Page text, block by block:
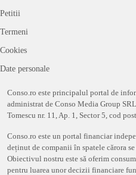
Petitii
Termeni
Cookies
Date personale
Conso.ro este principalul portal de
administrat de Conso Media Group
Tomescu nr. 11, Ap. 1, Sector 5, cod
Conso.ro este un portal financiar
deținut de companii în spatele cărora
Obiectivul nostru este să oferim
pentru luarea unor decizii financiare